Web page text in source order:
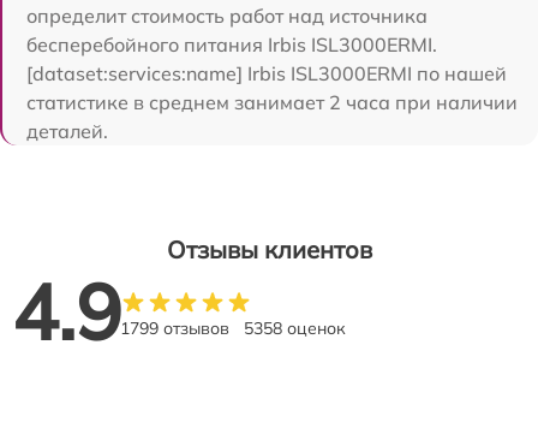
определит стоимость работ над источника
бесперебойного питания Irbis ISL3000ERMI.
[dataset:services:name] Irbis ISL3000ERMI по нашей
статистике в среднем занимает 2 часа при наличии
деталей.
Отзывы клиентов
4.91799 отзывов 5358 оценок